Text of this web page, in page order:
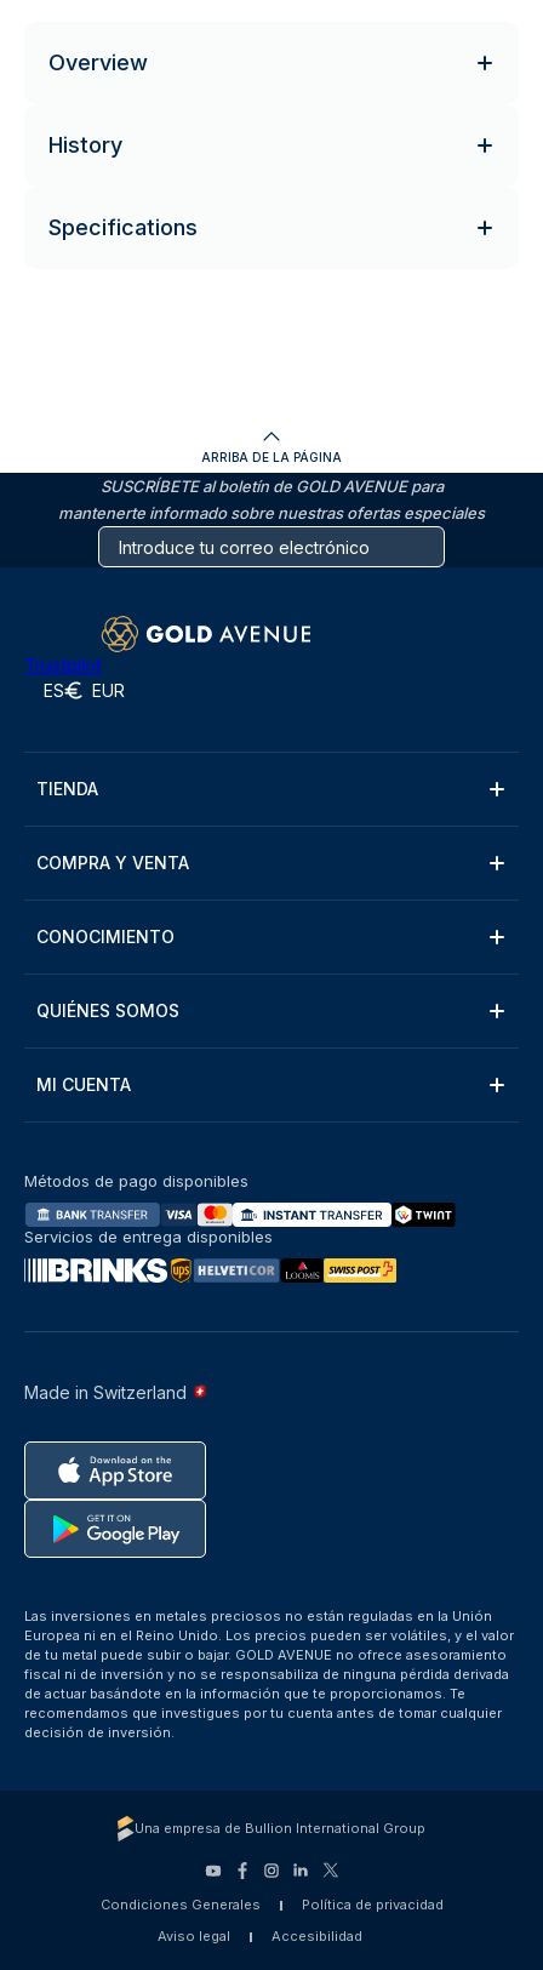
Overview
History
Specifications
ARRIBA DE LA PÁGINA
SUSCRÍBETE al boletín de GOLD AVENUE para
mantenerte informado sobre nuestras ofertas especiales
Trustpilot
ES EUR
TIENDA
COMPRA Y VENTA
CONOCIMIENTO
QUIÉNES SOMOS
MI CUENTA
Made in Switzerland
Métodos de pago disponibles
Servicios de entrega disponibles
Las inversiones en metales preciosos no están reguladas en la Unión
Europea ni en el Reino Unido. Los precios pueden ser volátiles, y el valor
de tu metal puede subir o bajar. GOLD AVENUE no ofrece asesoramiento
fiscal ni de inversión y no se responsabiliza de ninguna pérdida derivada
de actuar basándote en la información que te proporcionamos. Te
recomendamos que investigues por tu cuenta antes de tomar cualquier
decisión de inversión.
Una empresa de Bullion International Group
Condiciones Generales
Política de privacidad
Aviso legal
Accesibilidad